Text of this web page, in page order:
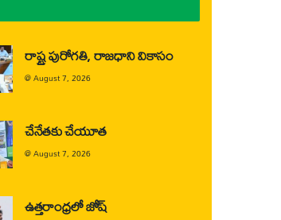
రాష్ట్ర పురోగతి, రాజధాని వికాసం
@August 7, 2026
చేనేతకు చేయూత
@August 7, 2026
ఉత్తరాంధ్రలో జోష్